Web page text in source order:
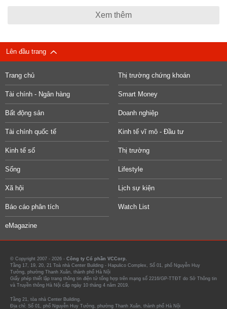
Xem thêm
Lên đầu trang
Trang chủ Thị trường chứng khoán
Tài chính - Ngân hàng Smart Money
Bất động sản Doanh nghiệp
Tài chính quốc tế Kinh tế vĩ mô - Đầu tư
Kinh tế số Thị trường
Sống Lifestyle
Xã hội Lịch sự kiện
Báo cáo phân tích Watch List
eMagazine
© Copyright 2007 - 2026 - Công ty Cổ phần VCCorp.
Tầng 17, 19, 20, 21 Toà nhà Center Building - Hapulico Complex, Số 01, phố Nguyễn Huy
Tưởng, phường Thanh Xuân, thành phố Hà Nội
Giấy phép thiết lập trang thông tin điện tử tổng hợp trên mạng số 2216/GP-TTĐT do Sở Thông tin
và Truyền thông Hà Nội cấp ngày 10 tháng 4 năm 2019.
Tầng 21, tòa nhà Center Building.
Địa chỉ: Số 01, phố Nguyễn Huy Tưởng, phường Thanh Xuân, thành phố Hà Nội